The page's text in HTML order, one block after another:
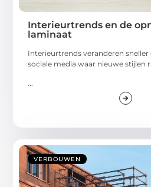
Interieurtrends en de
laminaat
Interieurtrends veranderen
sociale media waar nieuwe stijlen
VERBOUWEN